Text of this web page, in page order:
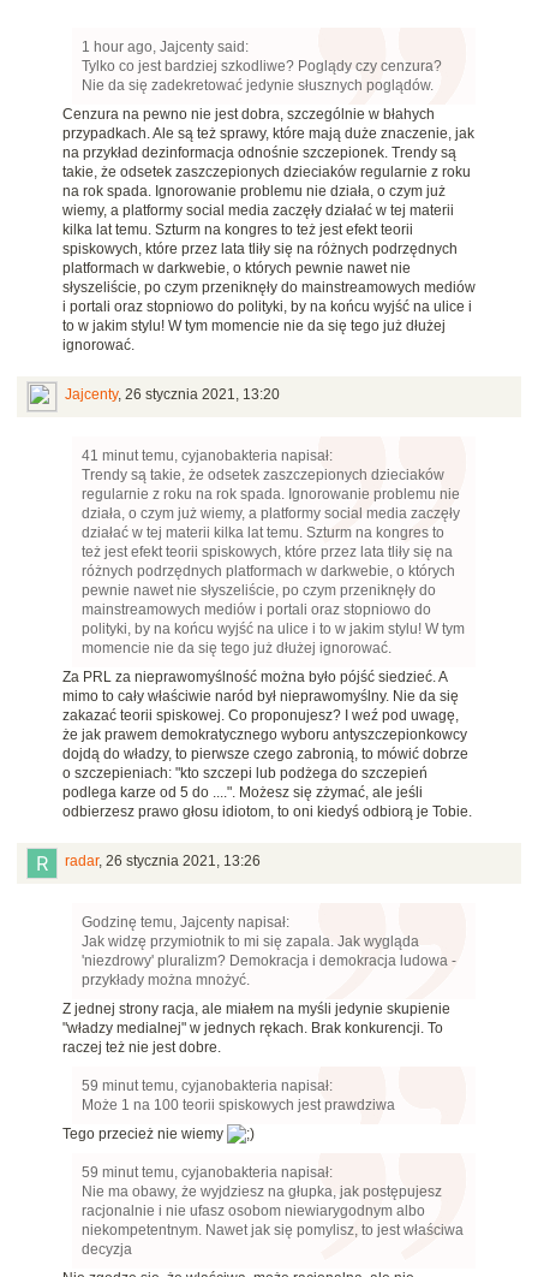
1 hour ago, Jajcenty said:
Tylko co jest bardziej szkodliwe? Poglądy czy cenzura?
Nie da się zadekretować jedynie słusznych poglądów.
Cenzura na pewno nie jest dobra, szczególnie w błahych
przypadkach. Ale są też sprawy, które mają duże znaczenie, jak
na przykład dezinformacja odnośnie szczepionek. Trendy są
takie, że odsetek zaszczepionych dzieciaków regularnie z roku
na rok spada. Ignorowanie problemu nie działa, o czym już
wiemy, a platformy social media zaczęły działać w tej materii
kilka lat temu. Szturm na kongres to też jest efekt teorii
spiskowych, które przez lata tliły się na różnych podrzędnych
platformach w darkwebie, o których pewnie nawet nie
słyszeliście, po czym przeniknęły do mainstreamowych mediów
i portali oraz stopniowo do polityki, by na końcu wyjść na ulice i
to w jakim stylu! W tym momencie nie da się tego już dłużej
ignorować.
Jajcenty, 26 stycznia 2021, 13:20
41 minut temu, cyjanobakteria napisał:
Trendy są takie, że odsetek zaszczepionych dzieciaków
regularnie z roku na rok spada. Ignorowanie problemu nie
działa, o czym już wiemy, a platformy social media zaczęły
działać w tej materii kilka lat temu. Szturm na kongres to
też jest efekt teorii spiskowych, które przez lata tliły się na
różnych podrzędnych platformach w darkwebie, o których
pewnie nawet nie słyszeliście, po czym przeniknęły do
mainstreamowych mediów i portali oraz stopniowo do
polityki, by na końcu wyjść na ulice i to w jakim stylu! W tym
momencie nie da się tego już dłużej ignorować.
Za PRL za nieprawomyślność można było pójść siedzieć. A
mimo to cały właściwie naród był nieprawomyślny. Nie da się
zakazać teorii spiskowej. Co proponujesz? I weź pod uwagę,
że jak prawem demokratycznego wyboru antyszczepionkowcy
dojdą do władzy, to pierwsze czego zabronią, to mówić dobrze
o szczepieniach: "kto szczepi lub podżega do szczepień
podlega karze od 5 do ....". Możesz się zżymać, ale jeśli
odbierzesz prawo głosu idiotom, to oni kiedyś odbiorą je Tobie.
radar, 26 stycznia 2021, 13:26
Godzinę temu, Jajcenty napisał:
Jak widzę przymiotnik to mi się zapala. Jak wygląda
'niezdrowy' pluralizm? Demokracja i demokracja ludowa -
przykłady można mnożyć.
Z jednej strony racja, ale miałem na myśli jedynie skupienie
"władzy medialnej" w jednych rękach. Brak konkurencji. To
raczej też nie jest dobre.
59 minut temu, cyjanobakteria napisał:
Może 1 na 100 teorii spiskowych jest prawdziwa
Tego przecież nie wiemy
59 minut temu, cyjanobakteria napisał:
Nie ma obawy, że wyjdziesz na głupka, jak postępujesz
racjonalnie i nie ufasz osobom niewiarygodnym albo
niekompetentnym. Nawet jak się pomylisz, to jest właściwa
decyzja